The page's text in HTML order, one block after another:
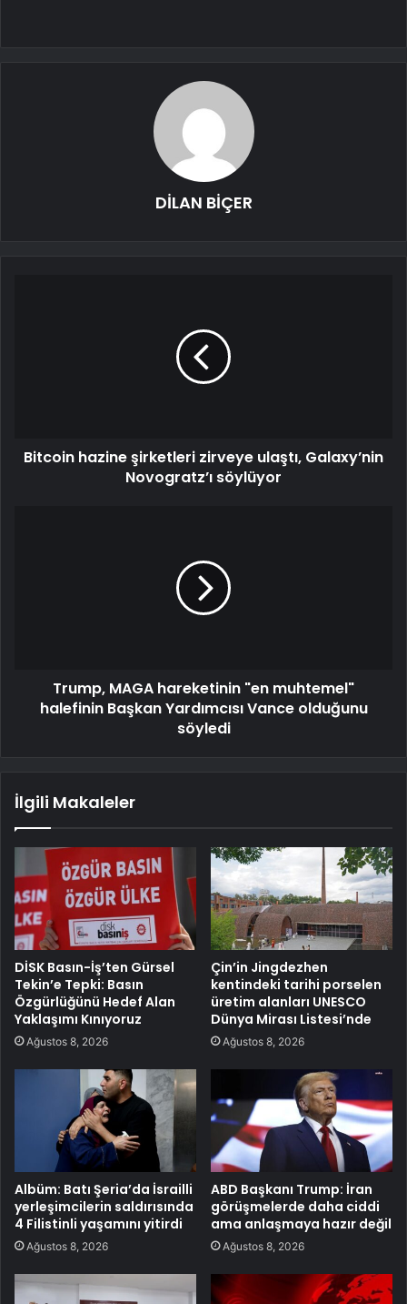
DİLAN BİÇER
Bitcoin hazine şirketleri zirveye ulaştı, Galaxy’nin
Novogratz’ı söylüyor
Trump, MAGA hareketinin "en muhtemel"
halefinin Başkan Yardımcısı Vance olduğunu
söyledi
İlgili Makaleler
DİSK Basın-İş’ten Gürsel
Tekin’e Tepki: Basın
Özgürlüğünü Hedef Alan
Yaklaşımı Kınıyoruz
Ağustos 8, 2026
Çin’in Jingdezhen
kentindeki tarihi porselen
üretim alanları UNESCO
Dünya Mirası Listesi’nde
Ağustos 8, 2026
Albüm: Batı Şeria’da İsrailli
yerleşimcilerin saldırısında
4 Filistinli yaşamını yitirdi
Ağustos 8, 2026
ABD Başkanı Trump: İran
görüşmelerde daha ciddi
ama anlaşmaya hazır değil
Ağustos 8, 2026